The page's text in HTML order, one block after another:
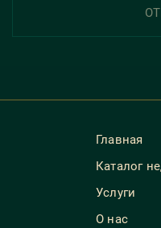
Главная
Каталог
Услуги
О нас